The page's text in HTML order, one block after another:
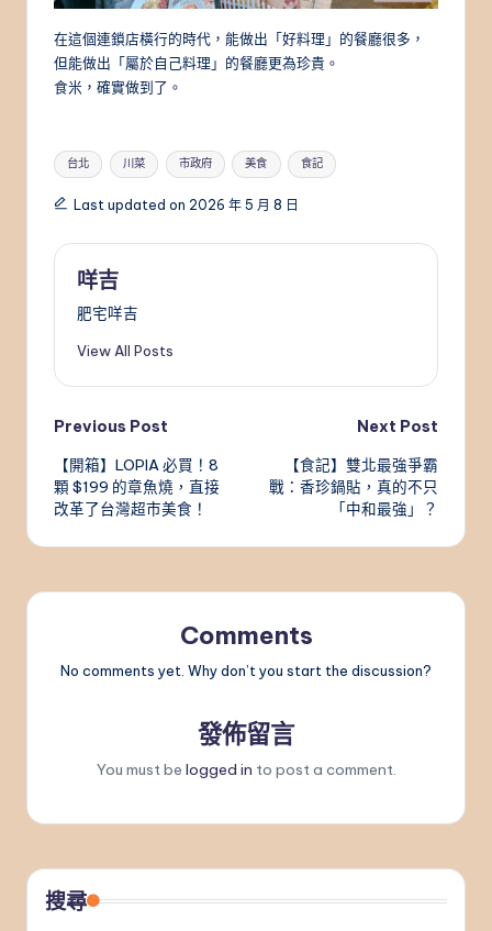
在這個連鎖店橫行的時代，能做出「好料理」的餐廳很多，
但能做出「屬於自己料理」的餐廳更為珍貴。
食米，確實做到了。
Tags:
台北 川菜 市政府 美食 食記
Last updated on 2026 年 5 月 8 日
咩吉
肥宅咩吉
View All Posts
Post
navigation
Previous Post
【開箱】LOPIA 必買！8
顆 $199 的章魚燒，直接
改革了台灣超市美食！
Next Post
【食記】雙北最強爭霸
戰：香珍鍋貼，真的不只
「中和最強」？
Comments
No comments yet. Why don’t you start the discussion?
發佈留言
You must be logged in to post a comment.
搜尋